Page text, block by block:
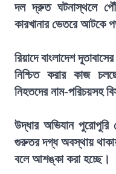
দল দ্রুত ঘটনাস্থলে
কারখানার ভেতরে আটকে
রিয়াদে বাংলাদেশ
নিশ্চিত করার কাজ
নিহতদের নাম-পরিচয়সহ
উদ্ধার অভিযান
গুরুতর দগ্ধ অবস্থায়
বলে আশঙ্কা করা হচ্ছে।